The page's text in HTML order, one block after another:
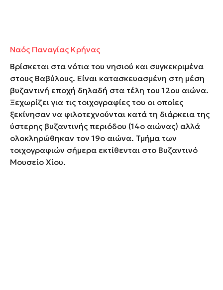
Ναός Παναγίας Κρήνας
Βρίσκεται στα νότια του νησιού και συγκεκριμένα
στους Βαβύλους. Είναι κατασκευασμένη στη μέση
βυζαντινή εποχή δηλαδή στα τέλη του 12ου αιώνα.
Ξεχωρίζει για τις τοιχογραφίες του οι οποίες
ξεκίνησαν να φιλοτεχνούνται κατά τη διάρκεια της
ύστερης βυζαντινής περιόδου (14ο αιώνας) αλλά
ολοκληρώθηκαν τον 19ο αιώνα. Τμήμα των
τοιχογραφιών σήμερα εκτίθενται στο Βυζαντινό
Μουσείο Χίου.